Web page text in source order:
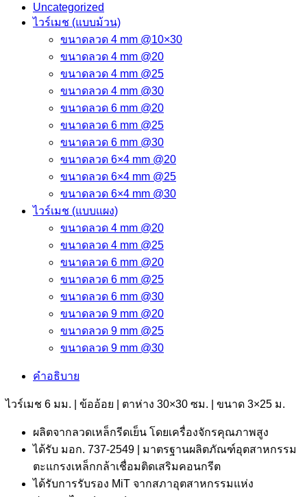
Uncategorized
ไวร์เมช (แบบม้วน)
ขนาดลวด 4 mm @10×30
ขนาดลวด 4 mm @20
ขนาดลวด 4 mm @25
ขนาดลวด 4 mm @30
ขนาดลวด 6 mm @20
ขนาดลวด 6 mm @25
ขนาดลวด 6 mm @30
ขนาดลวด 6×4 mm @20
ขนาดลวด 6×4 mm @25
ขนาดลวด 6×4 mm @30
ไวร์เมช (แบบแผง)
ขนาดลวด 4 mm @20
ขนาดลวด 4 mm @25
ขนาดลวด 6 mm @20
ขนาดลวด 6 mm @25
ขนาดลวด 6 mm @30
ขนาดลวด 9 mm @20
ขนาดลวด 9 mm @25
ขนาดลวด 9 mm @30
คำอธิบาย
ไวร์เมช 6 มม. | ข้ออ้อย | ตาห่าง 30×30 ซม. | ขนาด 3×25 ม.
ผลิตจากลวดเหล็กรีดเย็น โดยเครื่องจักรคุณภาพสูง
ได้รับ มอก. 737-2549 | มาตรฐานผลิตภัณฑ์อุตสาหกรรม
ตะแกรงเหล็กกล้าเชื่อมติดเสริมคอนกรีต
ได้รับการรับรอง MiT จากสภาอุตสาหกรรมแห่ง